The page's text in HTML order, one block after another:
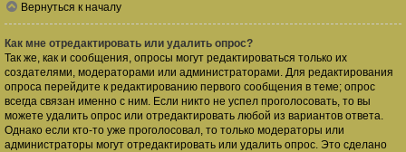
Вернуться к началу
Как мне отредактировать или удалить опрос?
Так же, как и сообщения, опросы могут редактироваться только их
создателями, модераторами или администраторами. Для редактирования
опроса перейдите к редактированию первого сообщения в теме; опрос
всегда связан именно с ним. Если никто не успел проголосовать, то вы
можете удалить опрос или отредактировать любой из вариантов ответа.
Однако если кто-то уже проголосовал, то только модераторы или
администраторы могут отредактировать или удалить опрос. Это сделано